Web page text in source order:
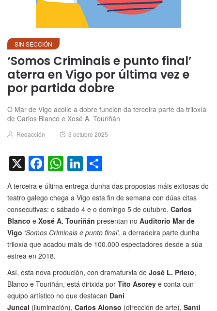
SIN SECCIÓN
‘Somos Criminais e punto final’
aterra en Vigo por última vez e
por partida dobre
O Mar de Vigo acolle a dobre función da terceira parte da triloxía
de Carlos Blanco e Xosé A. Touriñán
Author
Redacción
Posted
3 octubre 2025
X Facebook
WhatsApp
LinkedIn
A terceira e última entrega dunha das propostas máis exitosas do
teatro galego chega a Vigo esta fin de semana con dúas citas
consecutivas: o sábado 4 e o domingo 5 de outubro. Carlos
Blanco e Xosé A. Touriñán presentan no Auditorio Mar de
Vigo ‘Somos Criminais e punto final’, a derradeira parte dunha
triloxía que acadou máis de 100.000 espectadores desde a súa
estrea en 2018.
Así, esta nova produción, con dramaturxia de José L. Prieto,
Blanco e Touriñán, está dirixida por Tito Asorey e conta cun
equipo artístico no que destacan Dani
Juncal (iluminación), Carlos Alonso (dirección de arte), Santi